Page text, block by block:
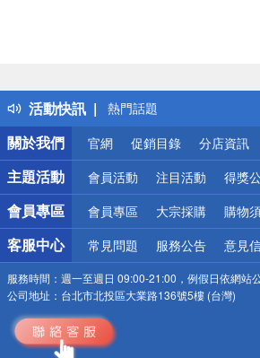
活動快訊
得獎公告
熱門話題
銀行優惠
偏遠地區配送
詐騙網頁！請小心！
關於我們
官網 促銷目錄 分店資訊
主題活動 會員活動 注目活動 得獎
會員專區 會員專區 大宗採購 購物
客服中心 常見問題 服務公告 意見
服務時間： 週一至週日 09:00-21:00，例假日依網站
公司地址： 台北市北投區大業路136號5樓 (台灣)